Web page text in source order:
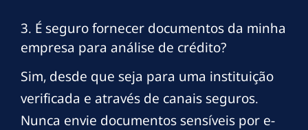
3. É seguro fornecer documentos da minha
empresa para análise de crédito?
Sim, desde que seja para uma instituição
verificada e através de canais seguros.
Nunca envie documentos sensíveis por e-